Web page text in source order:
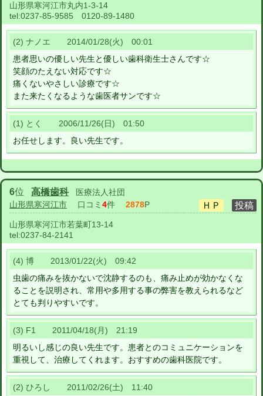
山形県寒河江市丸内1-3-14
tel:0237-85-9585 0120-89-1480
(2) ナノエ 2014/01/28(火) 00:01
患者思いの優しい先生と優しい歯科衛生士さんです☆
笑顔のたえない対応です☆
痛くないやさしい診療です☆
また来たくなるような歯医者サンです☆
(1) とく 2006/11/26(日) 01:50
お任せします。良い先生です。
6位 高橋歯科
医療法人社団
山形県寒河江市 口コミ 4件 2878P
山形県寒河江市若葉町13-14
tel:0237-84-2141
(4) 博 2013/01/22(火) 09:42
虫歯の痛みを抜かないで沈静するのも、痛み止めが効かなくな
ることを説明され、常用や多用する事の弊害を教えられるなど
とても判りやすいです。
(3) F1 2011/04/18(月) 21:19
明るいし感じの良い先生です。患者とのコミュニケーションを
重視して、治療してくれます。おすすめの歯科医院です。
(2) ひろし 2011/02/26(土) 11:40